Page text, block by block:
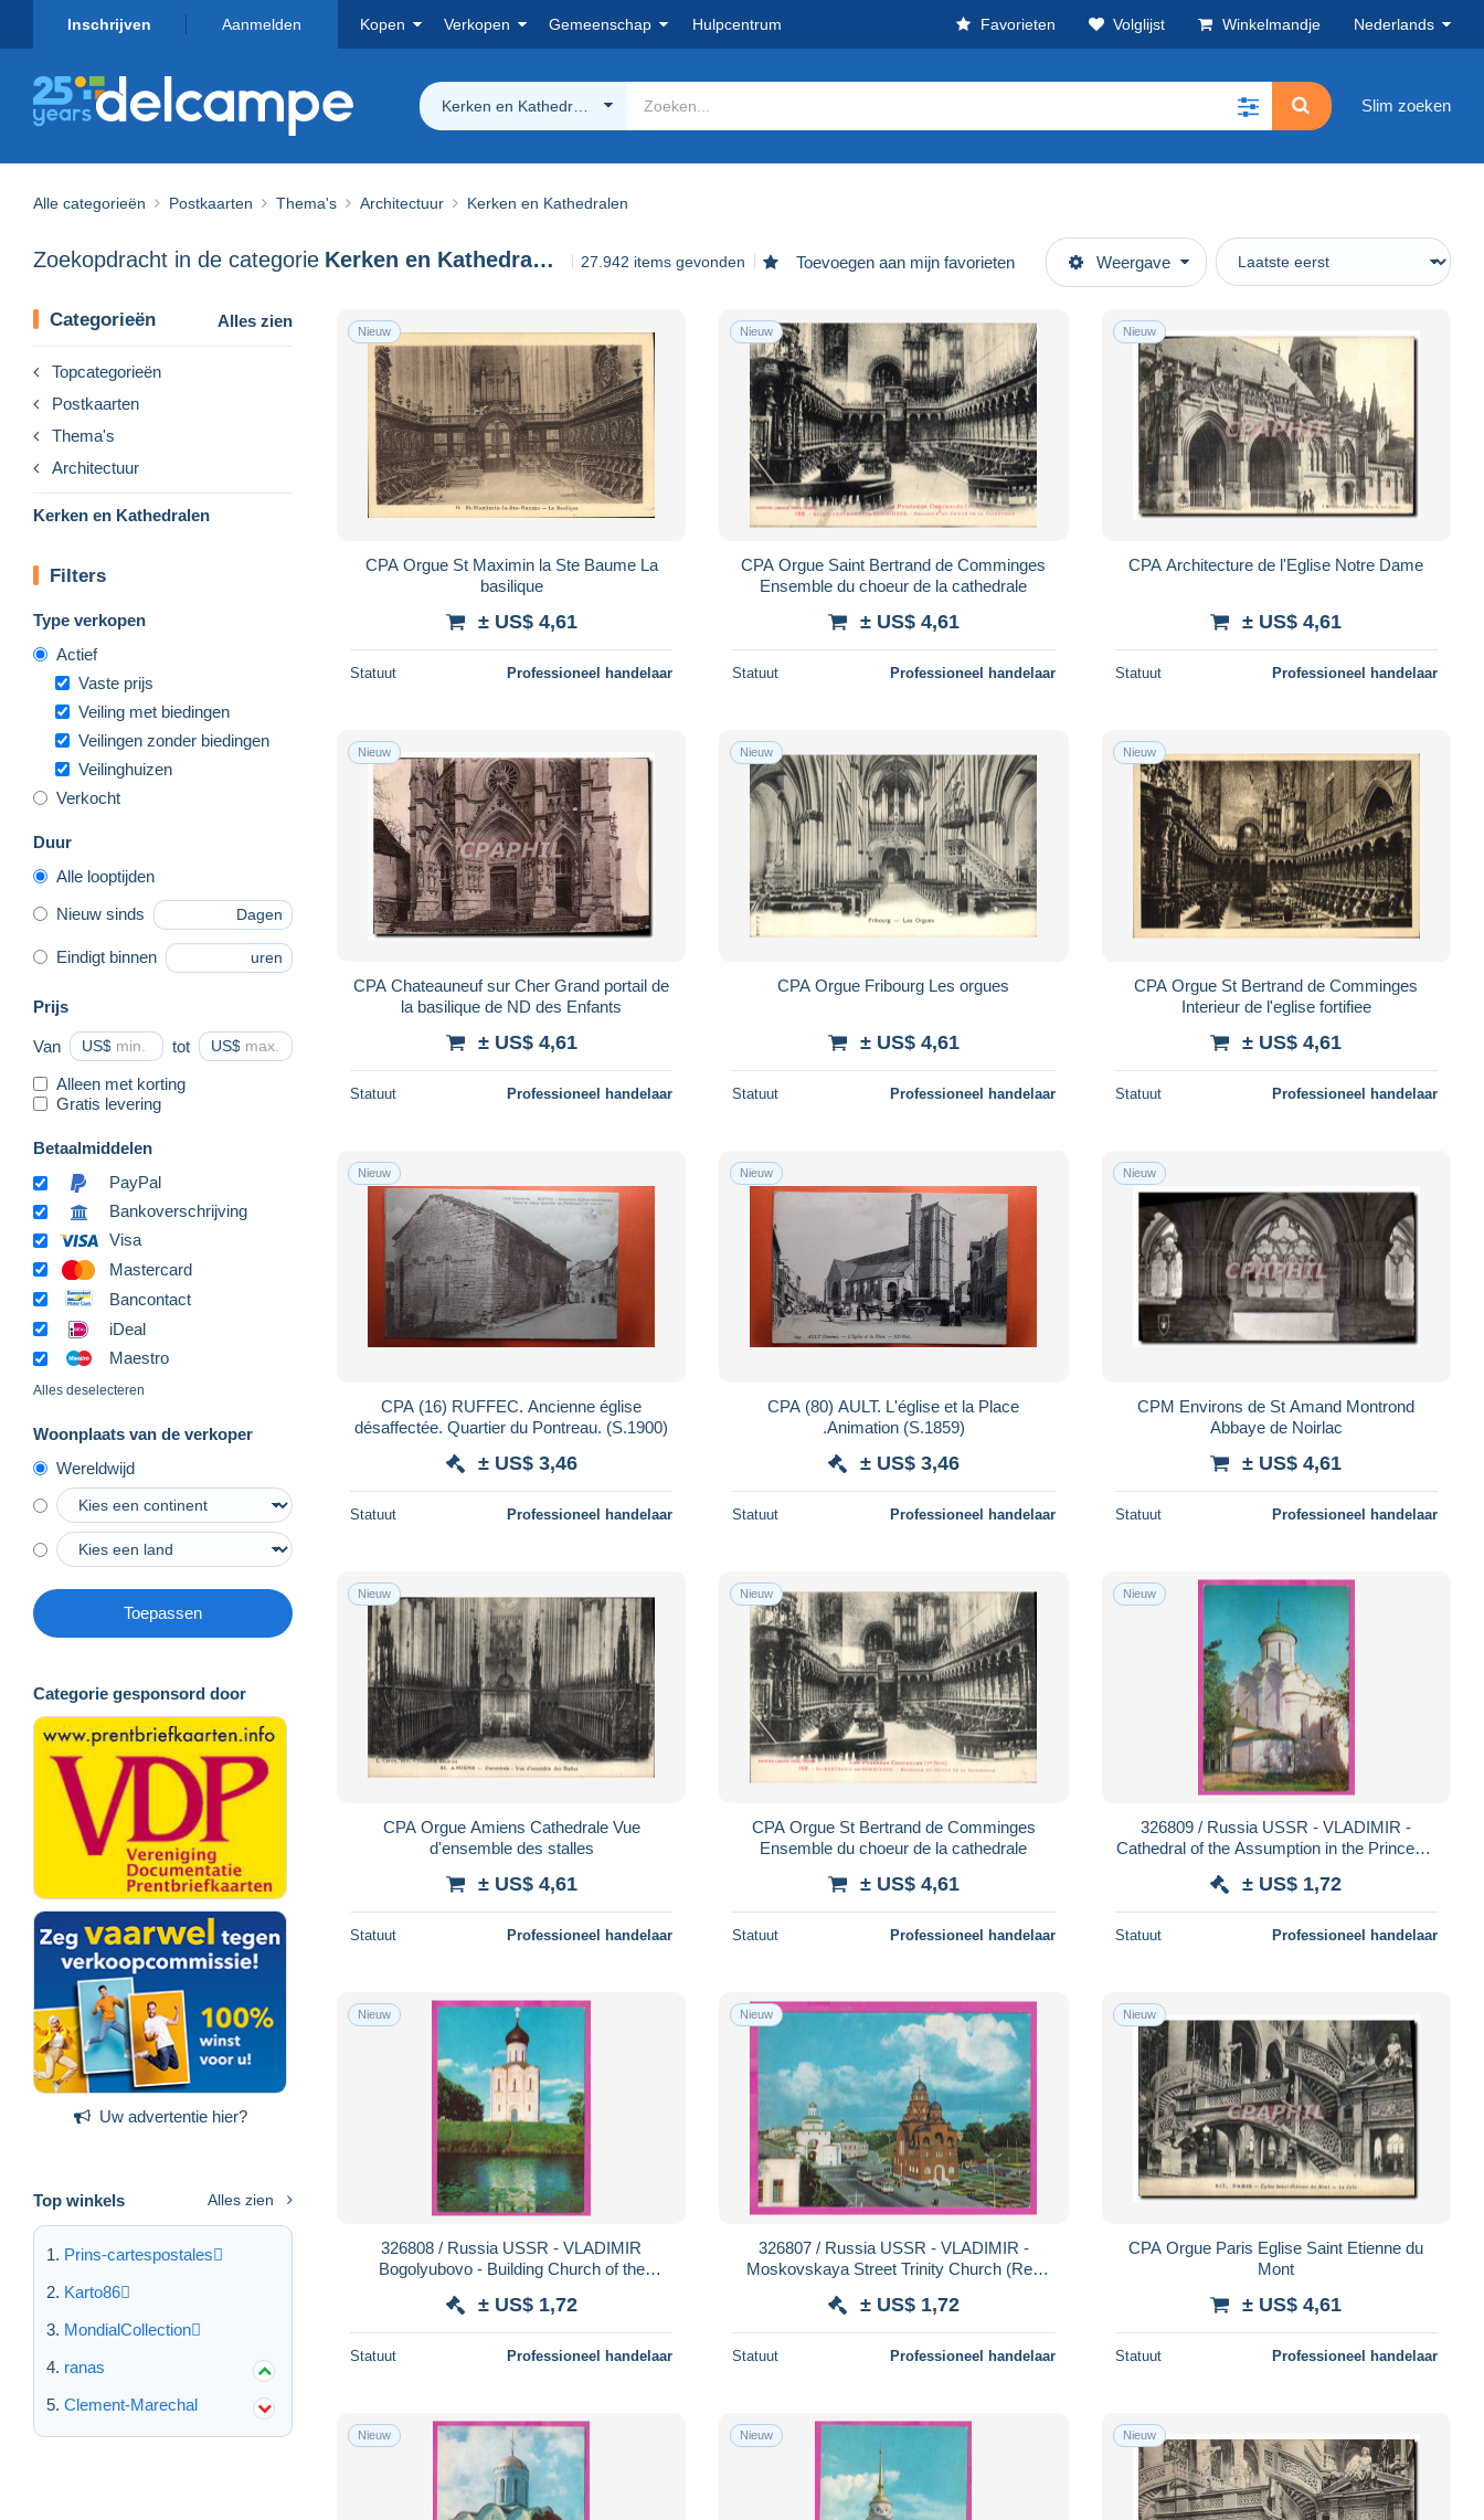
Inschrijven Aanmelden Kopen Verkopen Gemeenschap Hulpcentrum Favorieten Volglijst Winkelmandje Nederlands
Kerken en Kathedralen Slim zoeken
Alle categorieën Postkaarten Thema's Architectuur Kerken en Kathedralen
Zoekopdracht in de categorie Kerken en Kathedralen 27.942 items gevonden Toevoegen aan mijn favorieten Weergave
Categorieën Alles zien
Topcategorieën
Postkaarten
Thema's
Architectuur
Kerken en Kathedralen
Filters
Type verkopen
Actief
Vaste prijs
Veiling met biedingen
Veilingen zonder biedingen
Veilinghuizen
Verkocht
Duur
Alle looptijden
Nieuw sinds Dagen
Eindigt binnen uren
Prijs
Van US$ tot US$
Alleen met korting
Gratis levering
Betaalmiddelen
PayPal
Bankoverschrijving
Visa
Mastercard
Bancontact
iDeal
Maestro
Alles deselecteren
Woonplaats van de verkoper
Wereldwijd
Toepassen
Categorie gesponsord door
Uw advertentie hier?
Top winkels Alles zien
Prins-cartespostales
Karto86
MondialCollection
ranas
Clement-Marechal
Nieuw
CPA Orgue St Maximin la Ste Baume La
basilique
± US$ 4,61
Statuut Professioneel handelaar
Nieuw
CPA Orgue Saint Bertrand de Comminges
Ensemble du choeur de la cathedrale
± US$ 4,61
Statuut Professioneel handelaar
Nieuw
CPA Architecture de l'Eglise Notre Dame
± US$ 4,61
Statuut Professioneel handelaar
Nieuw
CPA Chateauneuf sur Cher Grand portail de
la basilique de ND des Enfants
± US$ 4,61
Statuut Professioneel handelaar
Nieuw
CPA Orgue Fribourg Les orgues
± US$ 4,61
Statuut Professioneel handelaar
Nieuw
CPA Orgue St Bertrand de Comminges
Interieur de l'eglise fortifiee
± US$ 4,61
Statuut Professioneel handelaar
Nieuw
CPA (16) RUFFEC. Ancienne église
désaffectée. Quartier du Pontreau. (S.1900)
± US$ 3,46
Statuut Professioneel handelaar
Nieuw
CPA (80) AULT. L'église et la Place
.Animation (S.1859)
± US$ 3,46
Statuut Professioneel handelaar
Nieuw
CPM Environs de St Amand Montrond
Abbaye de Noirlac
± US$ 4,61
Statuut Professioneel handelaar
Nieuw
CPA Orgue Amiens Cathedrale Vue
d'ensemble des stalles
± US$ 4,61
Statuut Professioneel handelaar
Nieuw
CPA Orgue St Bertrand de Comminges
Ensemble du choeur de la cathedrale
± US$ 4,61
Statuut Professioneel handelaar
Nieuw
326809 / Russia USSR - VLADIMIR -
Cathedral of the Assumption in the Princess'
± US$ 1,72
Statuut Professioneel handelaar
Nieuw
326808 / Russia USSR - VLADIMIR
Bogolyubovo - Building Church of the
PC
± US$ 1,72
Statuut Professioneel handelaar
Nieuw
326807 / Russia USSR - VLADIMIR -
Moskovskaya Street Trinity Church (Red
Gate
± US$ 1,72
Statuut Professioneel handelaar
Nieuw
CPA Orgue Paris Eglise Saint Etienne du
Mont
± US$ 4,61
Statuut Professioneel handelaar
Nieuw Nieuw Nieuw